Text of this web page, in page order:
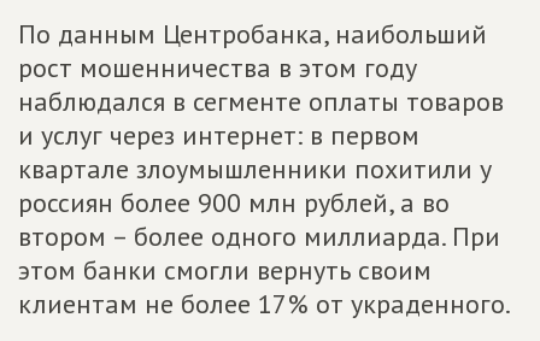
По данным Центробанка, наибольший
рост мошенничества в этом году
наблюдался в сегменте оплаты товаров
и услуг через интернет: в первом
квартале злоумышленники похитили у
россиян более 900 млн рублей, а во
втором – более одного миллиарда. При
этом банки смогли вернуть своим
клиентам не более 17% от украденного.